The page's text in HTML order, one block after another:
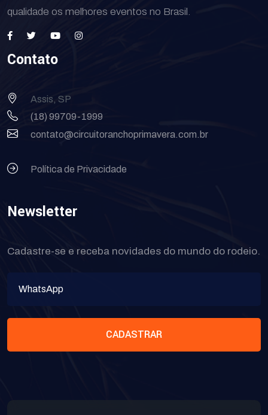
qualidade os melhores eventos no Brasil.
Contato
Assis, SP
(18) 99709-1999
contato@circuitoranchoprimavera.com.br
Política de Privacidade
Newsletter
Cadastre-se e receba novidades do mundo do rodeio.
CADASTRAR